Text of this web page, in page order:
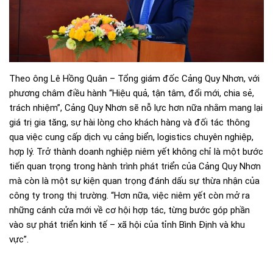
Theo ông Lê Hồng Quân – Tổng giám đốc Cảng Quy Nhơn, với
phương châm điều hành “Hiệu quả, tận tâm, đổi mới, chia sẻ,
trách nhiệm”, Cảng Quy Nhơn sẽ nỗ lực hơn nữa nhằm mang lại
giá trị gia tăng, sự hài lòng cho khách hàng và đối tác thông
qua việc cung cấp dịch vụ cảng biển, logistics chuyên nghiệp,
hợp lý. Trở thành doanh nghiệp niêm yết không chỉ là một bước
tiến quan trọng trong hành trình phát triển của Cảng Quy Nhơn
mà còn là một sự kiện quan trọng đánh dấu sự thừa nhận của
công ty trong thị trường. “Hơn nữa, việc niêm yết còn mở ra
những cánh cửa mới về cơ hội hợp tác, từng bước góp phần
vào sự phát triển kinh tế – xã hội của tỉnh Bình Định và khu
vực”.